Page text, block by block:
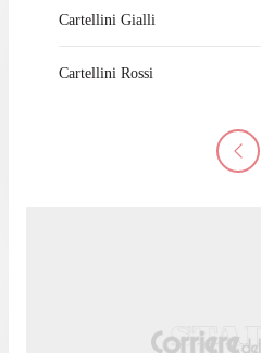
Cartellini Gialli
Cartellini Rossi